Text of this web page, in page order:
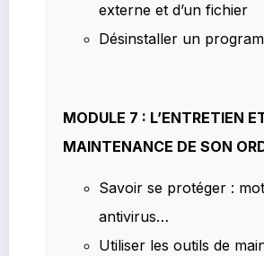
externe et d’un fichier
Désinstaller un
MODULE 7 : L’ENTRETIEN
MAINTENANCE DE SON
Savoir se protéger :
antivirus…
Utiliser les outils de